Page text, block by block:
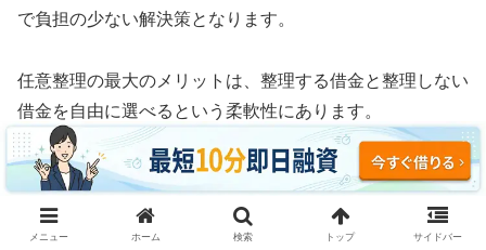
で負担の少ない解決策となります。
任意整理の最大のメリットは、整理する借金と整理しない
借金を自由に選べるという柔軟性にあります。
例えば、車のローンや住宅ローン、あるいは保証人に迷惑
がかかる奨学金などはそのまま支払い続け、消費者金融や
クレジットカードのリボ払いだけを対象にして利息をゼロ
メニュー ホーム 検索 トップ サイドバー